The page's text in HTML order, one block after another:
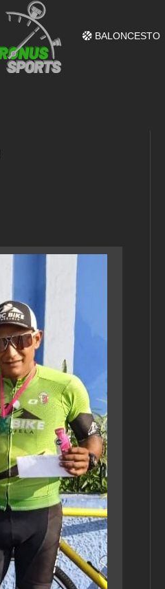
BALONCESTO